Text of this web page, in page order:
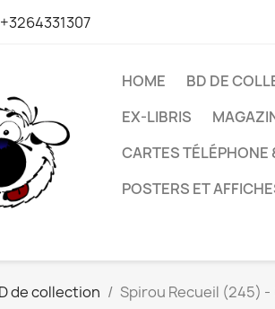
+3264331307
HOME BD DE
EX-LIBRIS
CARTES TÉLÉPHONE
POSTERS ET
de collection Spirou Recueil (245) -